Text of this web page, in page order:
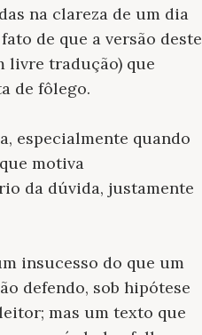
na clareza de um dia
de que a versão deste
livre tradução) que
de fôlego.
especialmente quando
motiva
da dúvida, justamente
insucesso do que um
defendo, sob hipótese
mas um texto que